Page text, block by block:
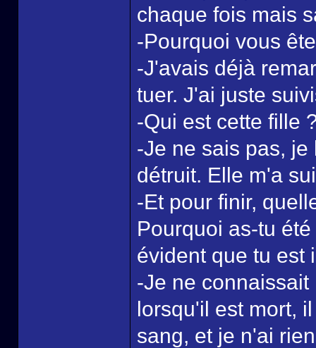
chaque fois mais
-Pourquoi vous
-J'avais déjà
tuer. J'ai juste
-Qui est cette fille
-Je ne sais pas,
détruit. Elle m'a
-Et pour finir,
Pourquoi as-tu
évident que tu est
-Je ne
lorsqu'il est mort,
sang, et je n'ai